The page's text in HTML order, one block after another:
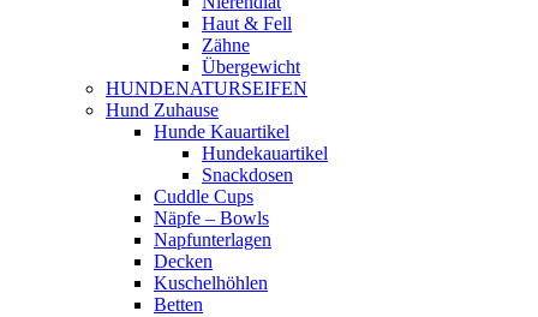
Haut & Fell
Zähne
Übergewicht
HUNDENATURSEIFEN
Hund Zuhause
Hunde Kauartikel
Hundekauartikel
Snackdosen
Cuddle Cups
Näpfe – Bowls
Napfunterlagen
Decken
Kuschelhöhlen
Betten